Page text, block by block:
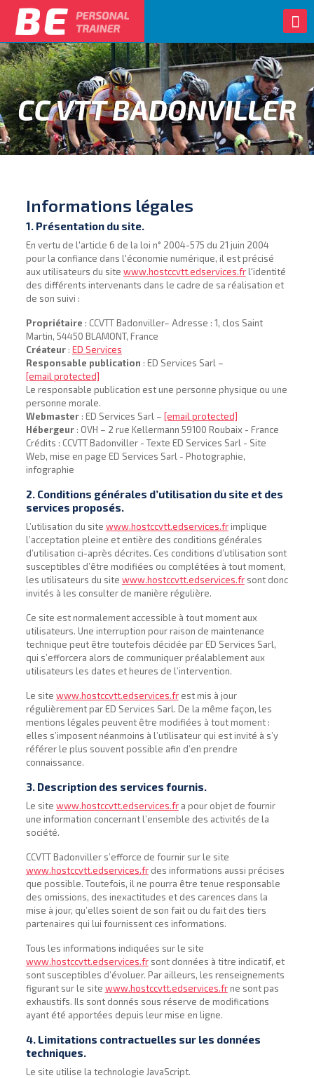
Informations légales
1. Présentation du site.
En vertu de l'article 6 de la loi n° 2004-575 du 21 juin 2004
pour la confiance dans l'économie numérique, il est précisé
aux utilisateurs du site www.hostccvtt.edservices.frl'identité
des différents intervenants dans le cadre de sa réalisation et
de son suivi :
Propriétaire : CCVTT Badonviller– Adresse : 1, clos Saint
Martin, 54450 BLAMONT, France
Créateur: ED Services
Responsable publication : ED Services Sarl –
[email protected]
Le responsable publication est une personne physique ou une
personne morale.
Webmaster: ED Services Sarl – [email protected]
Hébergeur: OVH – 2 rue Kellermann 59100 Roubaix - France
Crédits : CCVTT Badonviller - Texte ED Services Sarl - Site
Web, mise en page ED Services Sarl - Photographie,
infographie
2. Conditions générales d’utilisation du site et des
services proposés.
L’utilisation du site www.hostccvtt.edservices.frimplique
l’acceptation pleine et entière des conditions générales
d’utilisation ci-après décrites. Ces conditions d’utilisation sont
susceptibles d’être modifiées ou complétées à tout moment,
les utilisateurs du site www.hostccvtt.edservices.frsont donc
invités à les consulter de manière régulière.
Ce site est normalement accessible à tout moment aux
utilisateurs. Une interruption pour raison de maintenance
technique peut être toutefois décidée par ED Services Sarl,
qui s’efforcera alors de communiquer préalablement aux
utilisateurs les dates et heures de l’intervention.
Le site www.hostccvtt.edservices.frest mis à jour
régulièrement par ED Services Sarl. De la même façon, les
mentions légales peuvent être modifiées à tout moment :
elles s’imposent néanmoins à l’utilisateur qui est invité à s’y
référer le plus souvent possible afin d’en prendre
connaissance.
3. Description des services fournis.
Le site www.hostccvtt.edservices.fra pour objet de fournir
une information concernant l’ensemble des activités de la
société.
CCVTT Badonviller s’efforce de fournir sur le site
www.hostccvtt.edservices.frdes informations aussi précises
que possible. Toutefois, il ne pourra être tenue responsable
des omissions, des inexactitudes et des carences dans la
mise à jour, qu’elles soient de son fait ou du fait des tiers
partenaires qui lui fournissent ces informations.
Tous les informations indiquées sur le site
www.hostccvtt.edservices.frsont données à titre indicatif, et
sont susceptibles d’évoluer. Par ailleurs, les renseignements
figurant sur le site www.hostccvtt.edservices.frne sont pas
exhaustifs. Ils sont donnés sous réserve de modifications
ayant été apportées depuis leur mise en ligne.
4. Limitations contractuelles sur les données
techniques.
Le site utilise la technologie JavaScript.